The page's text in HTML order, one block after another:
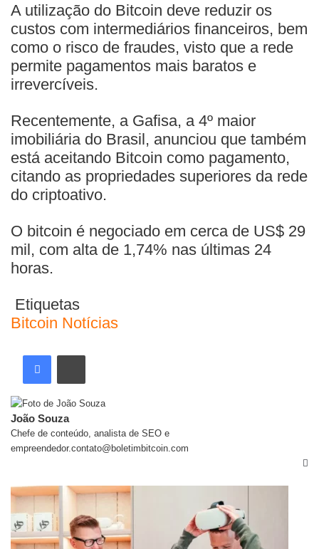
A utilização do Bitcoin deve reduzir os
custos com intermediários financeiros, bem
como o risco de fraudes, visto que a rede
permite pagamentos mais baratos e
irrevercíveis.
Recentemente, a Gafisa, a 4º maior
imobiliária do Brasil, anunciou que também
está aceitando Bitcoin como pagamento,
citando as propriedades superiores da rede
do criptoativo.
O bitcoin é negociado em cerca de US$ 29
mil, com alta de 1,74% nas últimas 24
horas.
Etiquetas
Bitcoin Notícias
João Souza
Chefe de conteúdo, analista de SEO e
empreendedor.contato@boletimbitcoin.com